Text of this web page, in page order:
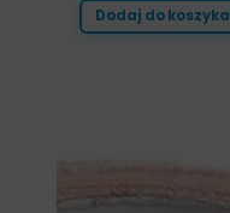
Dodaj do koszyka